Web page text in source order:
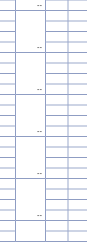
--
--
--
--
--
--